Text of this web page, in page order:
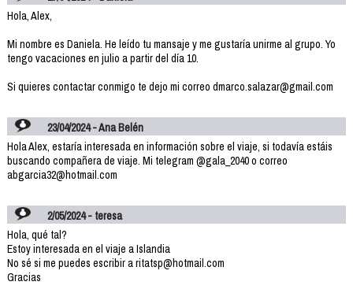
Hola, Alex,
Mi nombre es Daniela. He leído tu mansaje y me gustaría unirme al grupo. Yo
tengo vacaciones en julio a partir del día 10.
Si quieres contactar conmigo te dejo mi correo dmarco.salazar@gmail.com
23/04/2024 - Ana Belén
Hola Alex, estaría interesada en información sobre el viaje, si todavía estáis
buscando compañera de viaje. Mi telegram @gala_2040 o correo
abgarcia32@hotmail.com
2/05/2024 - teresa
Hola, qué tal?
Estoy interesada en el viaje a Islandia
No sé si me puedes escribir a ritatsp@hotmail.com
Gracias